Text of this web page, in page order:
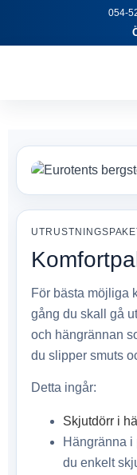
054-
För bästa möjliga
gång du skall gå
och hängrännan
du slipper smuts
Detta ingår:
Skjutdörr i
Hängränna
du enkelt